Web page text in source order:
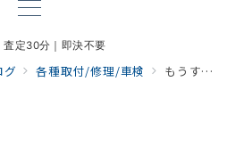
査定30分｜即決不要
グ 各種取付/修理/車検 もうすぐ納車